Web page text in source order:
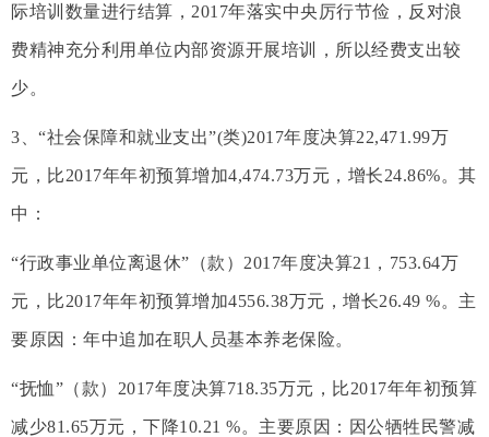
际培训数量进行结算，2017年落实中央厉行节俭，反对浪
费精神充分利用单位内部资源开展培训，所以经费支出较
少。
3、“社会保障和就业支出”(类)2017年度决算22,471.99万
元，比2017年年初预算增加4,474.73万元，增长24.86%。其
中：
“行政事业单位离退休”（款）2017年度决算21，753.64万
元，比2017年年初预算增加4556.38万元，增长26.49 %。主
要原因：年中追加在职人员基本养老保险。
“抚恤”（款）2017年度决算718.35万元，比2017年年初预算
减少81.65万元，下降10.21 %。主要原因：因公牺牲民警减